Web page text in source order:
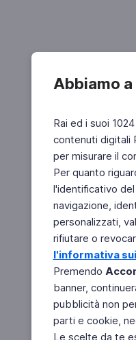
Abbiamo
Rai ed i suoi
contenuti digitali
per misurare il
Per quanto
l'identificativo
navigazione,
personalizzati,
rifiutare o
l'informativa
Premendo
banner,
pubblicità non
parti e cookie,
Le scelte da te